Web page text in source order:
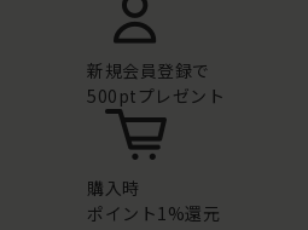
新規会員登録で
500ptプレゼント
購入時
ポイント1%還元